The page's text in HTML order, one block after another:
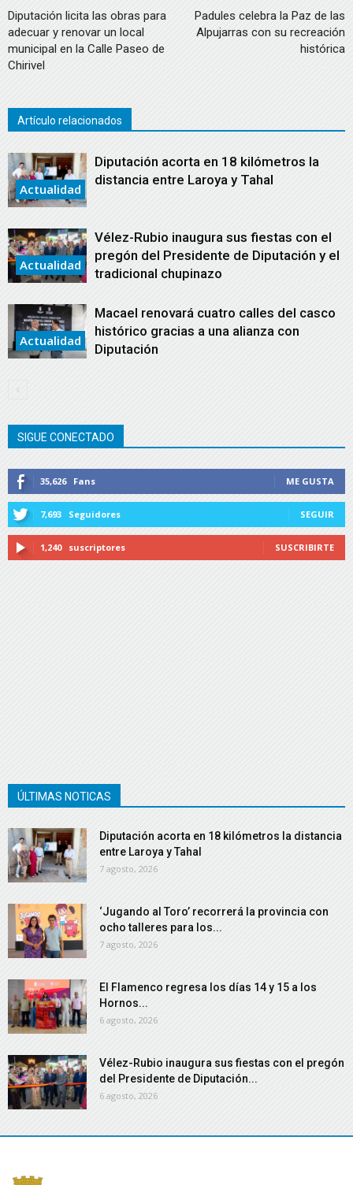
Diputación licita las obras para
adecuar y renovar un local
municipal en la Calle Paseo de
Chirivel
Padules celebra la Paz de las
Alpujarras con su recreación
histórica
Artículo relacionados
Actualidad
Diputación acorta en 18 kilómetros la
distancia entre Laroya y Tahal
Actualidad
Vélez-Rubio inaugura sus fiestas con el
pregón del Presidente de Diputación y el
tradicional chupinazo
Actualidad
Macael renovará cuatro calles del casco
histórico gracias a una alianza con
Diputación
SIGUE CONECTADO
35,626 Fans ME GUSTA
7,693 Seguidores SEGUIR
1,240 suscriptores SUSCRIBIRTE
ÚLTIMAS NOTICAS
Diputación acorta en 18 kilómetros la distancia
entre Laroya y Tahal
7 agosto, 2026
‘Jugando al Toro’ recorrerá la provincia con
ocho talleres para los...
7 agosto, 2026
El Flamenco regresa los días 14 y 15 a los
Hornos...
6 agosto, 2026
Vélez-Rubio inaugura sus fiestas con el pregón
del Presidente de Diputación...
6 agosto, 2026